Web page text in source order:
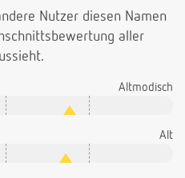
Nutzer diesen Namen
aller
Altmodisch
Alt